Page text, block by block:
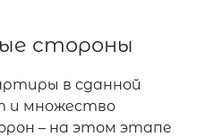
стороны
в сданной
и множество
– на этом этапе